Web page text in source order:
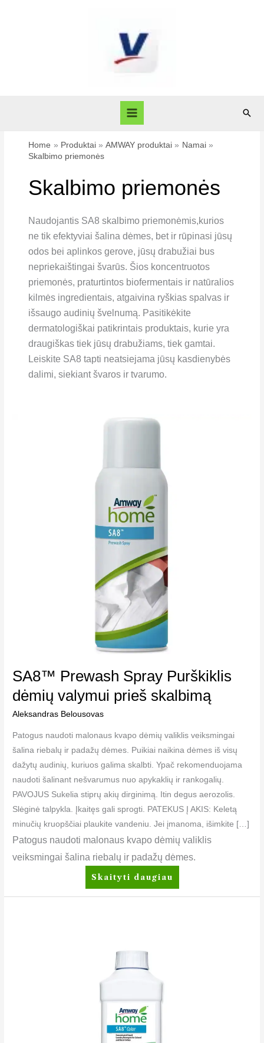
Home Produktai AMWAY produktai
Namai
Skalbimo priemonės
Skalbimo priemonės
Naudojantis SA8 skalbimo priemonėmis,kurios
ne tik efektyviai šalina dėmes, bet ir rūpinasi jūsų
odos bei aplinkos gerove, jūsų drabužiai bus
nepriekaištingai švarūs. Šios koncentruotos
priemonės, praturtintos biofermentais ir natūralios
kilmės ingredientais, atgaivina ryškias spalvas ir
išsaugo audinių švelnumą. Pasitikėkite
dermatologiškai patikrintais produktais, kurie yra
draugiškas tiek jūsų drabužiams, tiek gamtai.
Leiskite SA8 tapti neatsiejama jūsų kasdienybės
dalimi, siekiant švaros ir tvarumo.
SA8™ Prewash Spray Purškiklis
dėmių valymui prieš skalbimą
Aleksandras Belousovas
Patogus naudoti malonaus kvapo dėmių valiklis veiksmingai
šalina riebalų ir padažų dėmes. Puikiai naikina dėmes iš visų
dažytų audinių, kuriuos galima skalbti. Ypač rekomenduojama
naudoti šalinant nešvarumus nuo apykaklių ir rankogalių.
PAVOJUS Sukelia stiprų akių dirginimą. Itin degus aerozolis.
Slėginė talpykla. Įkaitęs gali sprogti. PATEKUS Į AKIS: Keletą
minučių kruopščiai plaukite vandeniu. Jei įmanoma, išimkite […]
Patogus naudoti malonaus kvapo dėmių valiklis
veiksmingai šalina riebalų ir padažų dėmes.
SA8™
dėmių
prieš
skalbimą
Skaityti daugiau
SA8™
Color
skalbimo
priemonė
spalvotiems